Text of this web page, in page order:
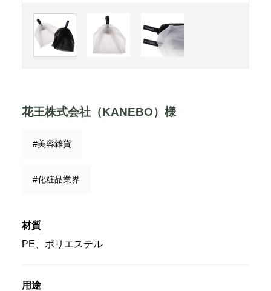
花王株式会社（KANEBO）様
#美容雑貨
#化粧品業界
材質
PE、ポリエステル
用途